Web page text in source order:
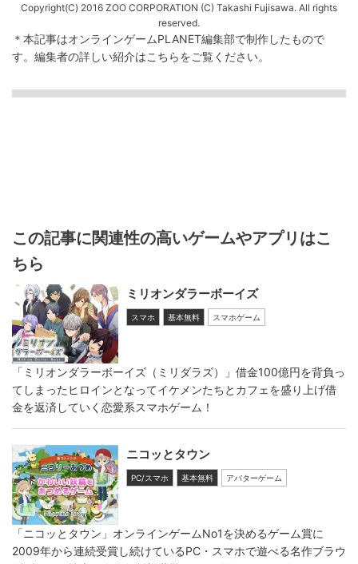
Copyright(C) 2016 ZOO CORPORATION (C) Takashi Fujisawa. All rights
reserved.
＊本記事はオンラインゲームPLANET編集部で制作したもので
す。 編集者の詳しい紹介はこちらをご覧ください。
この記事に関連性の高いゲームやアプリはこ
ちら
ミリオンダラーボーイズ
スマホ 基本無料 スマホゲーム
「ミリオンダラーボーイズ（ミリダラズ）」借金100億円を背負っ
てしまったヒロインとなってイケメンたちとカフェを盛り上げ借
金を返済していく恋愛系スマホゲーム！
ニコッとタウン
PC/スマホ 基本無料 アバターゲーム
「ニコッとタウン」オンラインゲームNo1を決めるゲーム賞に
2009年から連続受賞し続けているPC・スマホで遊べる名作ブラウ